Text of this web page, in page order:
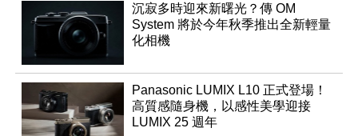
沉寂多時迎來新曙光？傳 OM
System 將於今年秋季推出全新輕量
化相機
Panasonic LUMIX L10 正式登場！
高質感隨身機，以感性美學迎接
LUMIX 25 週年